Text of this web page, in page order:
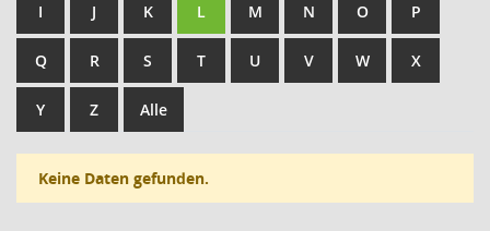
I J K L M N O P
Q R S T U V W X
Y Z Alle
Keine Daten gefunden.